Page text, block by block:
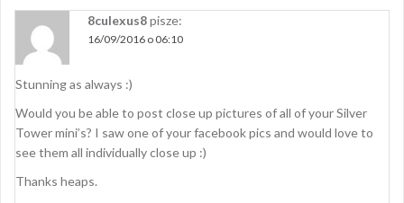
8culexus8pisze:
16/09/2016 o 06:10
Stunning as always :)
Would you be able to post close up pictures of all of your Silver
Tower mini’s? I saw one of your facebook pics and would love to
see them all individually close up :)
Thanks heaps.